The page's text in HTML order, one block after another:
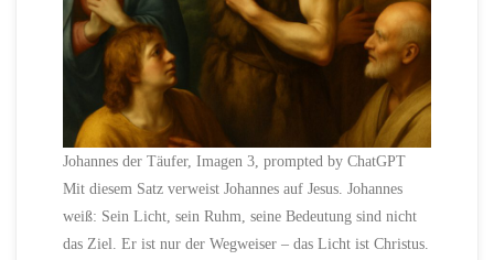
Johannes der Täufer, Imagen 3, prompted by ChatGPT
Mit diesem Satz verweist Johannes auf Jesus. Johannes
weiß: Sein Licht, sein Ruhm, seine Bedeutung sind nicht
das Ziel. Er ist nur der Wegweiser – das Licht ist Christus.